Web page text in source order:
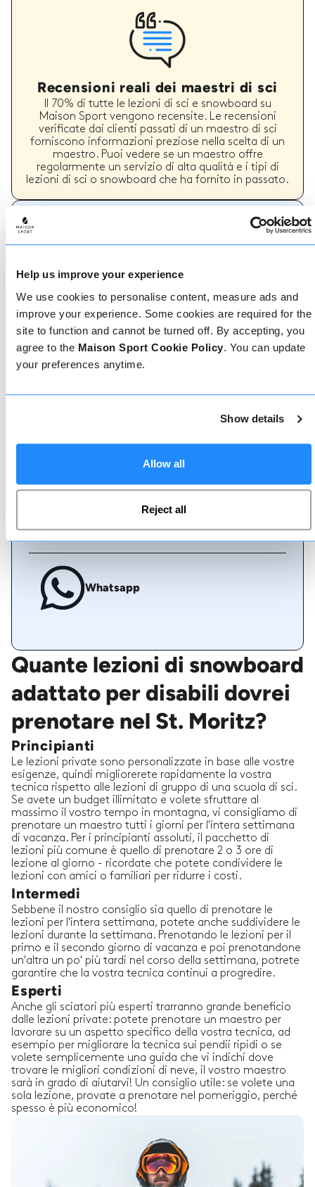
Help us improve your experience
We use cookies to personalise content, measure ads and
improve your experience. Some cookies are required for the
site to function and cannot be turned off. By accepting, you
agree to the Maison Sport Cookie Policy. You can update
your preferences anytime.
Show details
Allow all
Reject all
Recensioni reali dei maestri di sci
Il 70% di tutte le lezioni di sci e snowboard su
Maison Sport vengono recensite. Le recensioni
verificate dai clienti passati di un maestro di sci
forniscono informazioni preziose nella scelta di un
maestro. Puoi vedere se un maestro offre
regolarmente un servizio di alta qualità e i tipi di
lezioni di sci o snowboard che ha fornito in passato.
Come prenotare
Prenotare con noi non potrebbe essere più
semplice, il nostro team di esperti è sempre a
disposizione per aiutarvi: prenotate subito online
o parlate con il nostro team se avete bisogno di
assistenza.
Chat dal vivo
Whatsapp
Quante lezioni di snowboard
adattato per disabili dovrei
prenotare nel St. Moritz?
Principianti
Le lezioni private sono personalizzate in base alle vostre
esigenze, quindi migliorerete rapidamente la vostra
tecnica rispetto alle lezioni di gruppo di una scuola di sci.
Se avete un budget illimitato e volete sfruttare al
massimo il vostro tempo in montagna, vi consigliamo di
prenotare un maestro tutti i giorni per l'intera settimana
di vacanza. Per i principianti assoluti, il pacchetto di
lezioni più comune è quello di prenotare 2 o 3 ore di
lezione al giorno - ricordate che potete condividere le
lezioni con amici o familiari per ridurre i costi.
Intermedi
Sebbene il nostro consiglio sia quello di prenotare le
lezioni per l'intera settimana, potete anche suddividere le
lezioni durante la settimana. Prenotando le lezioni per il
primo e il secondo giorno di vacanza e poi prenotandone
un'altra un po' più tardi nel corso della settimana, potrete
garantire che la vostra tecnica continui a progredire.
Esperti
Anche gli sciatori più esperti trarranno grande beneficio
dalle lezioni private: potete prenotare un maestro per
lavorare su un aspetto specifico della vostra tecnica, ad
esempio per migliorare la tecnica sui pendii ripidi o se
volete semplicemente una guida che vi indichi dove
trovare le migliori condizioni di neve, il vostro maestro
sarà in grado di aiutarvi! Un consiglio utile: se volete una
sola lezione, provate a prenotare nel pomeriggio, perché
spesso è più economico!